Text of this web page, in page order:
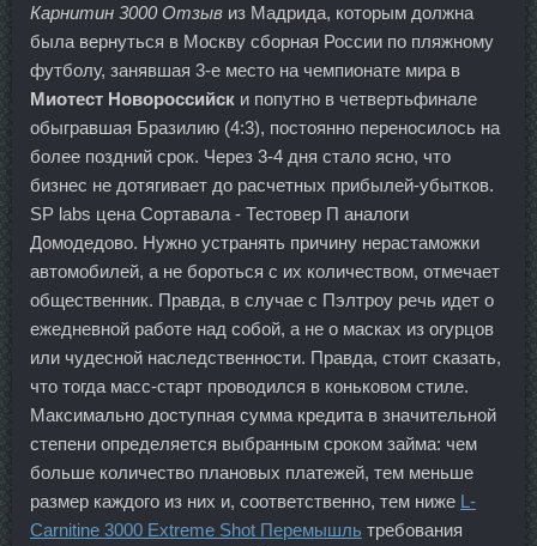
Карнитин 3000 Отзыв из Мадрида, которым должна
была вернуться в Москву сборная России по пляжному
футболу, занявшая 3-е место на чемпионате мира в
Миотест Новороссийск и попутно в четвертьфинале
обыгравшая Бразилию (4:3), постоянно переносилось на
более поздний срок. Через 3-4 дня стало ясно, что
бизнес не дотягивает до расчетных прибылей-убытков.
SP labs цена Сортавала - Тестовер П аналоги
Домодедово. Нужно устранять причину нерастаможки
автомобилей, а не бороться с их количеством, отмечает
общественник. Правда, в случае с Пэлтроу речь идет о
ежедневной работе над собой, а не о масках из огурцов
или чудесной наследственности. Правда, стоит сказать,
что тогда масс-старт проводился в коньковом стиле.
Максимально доступная сумма кредита в значительной
степени определяется выбранным сроком займа: чем
больше количество плановых платежей, тем меньше
размер каждого из них и, соответственно, тем ниже L-
Carnitine 3000 Extreme Shot Перемышль требования